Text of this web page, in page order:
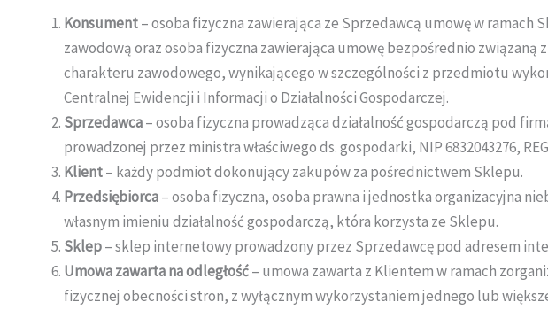
Konsument– osoba fizyczna zawierająca ze Sprzedawcą umowę w
zawodową oraz osoba fizyczna zawierająca umowę bezpośrednio
charakteru zawodowego, wynikającego w szczególności z przedmiotu
Centralnej Ewidencji i Informacji o Działalności Gospodarczej.
Sprzedawca– osoba fizyczna prowadząca działalność gospodarczą pod
prowadzonej przez ministra właściwego ds. gospodarki, NIP 6832043276,
Klient– każdy podmiot dokonujący zakupów za pośrednictwem Sklepu.
Przedsiębiorca– osoba fizyczna, osoba prawna i jednostka organizacyjna
własnym imieniu działalność gospodarczą, która korzysta ze Sklepu.
Sklep– sklep internetowy prowadzony przez Sprzedawcę pod adresem
Umowa zawarta na odległość– umowa zawarta z Klientem w ramach
fizycznej obecności stron, z wyłącznym wykorzystaniem jednego lub